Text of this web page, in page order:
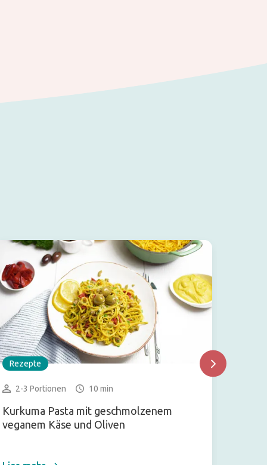
Rezepte
2-3 Portionen 10 min
Kurkuma Pasta mit geschmolzenem
veganem Käse und Oliven